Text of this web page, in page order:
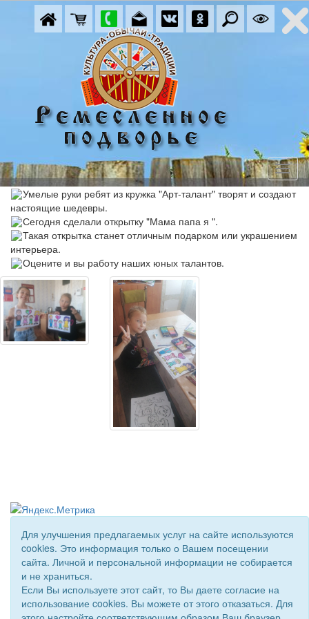
Умелые руки ребят из кружка "Арт-талант" творят и создают
настоящие шедевры.
Сегодня сделали открытку "Мама папа я ".
Такая открытка станет отличным подарком или украшением
интерьера.
Оцените и вы работу наших юных талантов.
© 2018 - 2026 Подворье . Все права защищены.
Сайт создан при поддержке «
Информационная сеть RD
Для улучшения предлагаемых услуг на сайте используются
cookies. Это информация только о Вашем посещении
сайта. Личной и персональной информации не собирается
и не храниться.
Если Вы используете этот сайт, то Вы даете согласие на
использование cookies. Вы можете от этого отказаться. Для